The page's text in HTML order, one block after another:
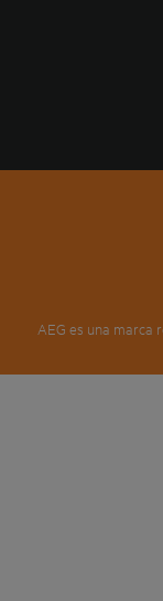
AEG es una marca